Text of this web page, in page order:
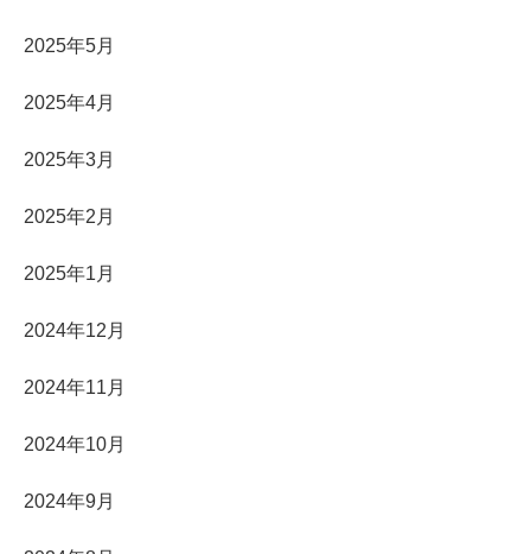
2025年5月
2025年4月
2025年3月
2025年2月
2025年1月
2024年12月
2024年11月
2024年10月
2024年9月